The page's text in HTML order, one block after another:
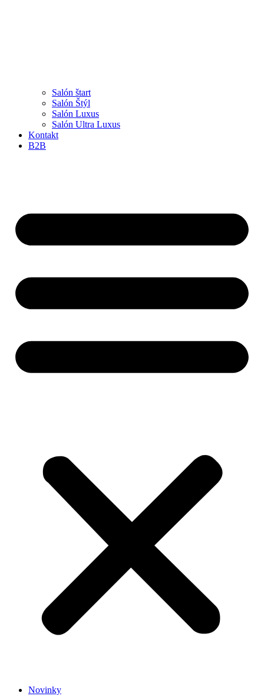
Salón štart
Salón Štýl
Salón Luxus
Salón Ultra Luxus
Kontakt
B2B
Novinky